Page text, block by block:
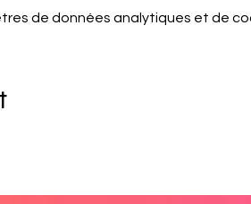
de données analytiques et de